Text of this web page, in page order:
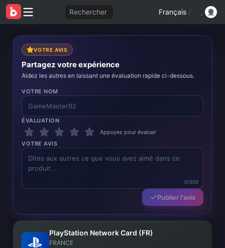
Rechercher Français /
VOTRE AVIS
Partagez votre expérience
Aidez les autres en laissant une évaluation rapide ci-dessous.
VOTRE NOM
ÉVALUATION
Appuyez pour évaluer
VOTRE AVIS
0/500
Publier l'avis
PlayStation Network Card (FR)
FRANCE